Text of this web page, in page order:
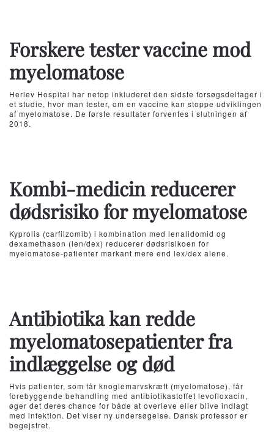
Forskere tester vaccine mod
myelomatose
Herlev Hospital har netop inkluderet den sidste forsøgsdeltager i
et studie, hvor man tester, om en vaccine kan stoppe udviklingen
af myelomatose. De første resultater forventes i slutningen af
2018.
Kombi-medicin reducerer
dødsrisiko for myelomatose
Kyprolis (carfilzomib) i kombination med lenalidomid og
dexamethason (len/dex) reducerer dødsrisikoen for
myelomatose-patienter markant mere end lex/dex alene.
Antibiotika kan redde
myelomatosepatienter fra
indlæggelse og død
Hvis patienter, som får knoglemarvskræft (myelomatose), får
forebyggende behandling med antibiotikastoffet levofloxacin,
øger det deres chance for både at overleve eller blive indlagt
med infektion. Det viser ny undersøgelse. Dansk professor er
begejstret.